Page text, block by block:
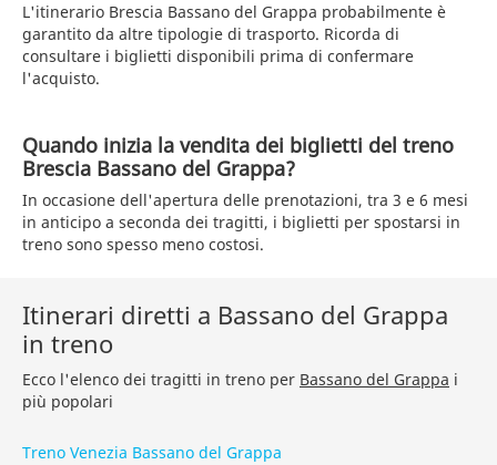
L'itinerario Brescia Bassano del Grappa probabilmente è
garantito da altre tipologie di trasporto. Ricorda di
consultare i biglietti disponibili prima di confermare
l'acquisto.
Quando inizia la vendita dei biglietti del treno
Brescia Bassano del Grappa?
In occasione dell'apertura delle prenotazioni, tra 3 e 6 mesi
in anticipo a seconda dei tragitti, i biglietti per spostarsi in
treno sono spesso meno costosi.
Itinerari diretti a Bassano del Grappa
in treno
Ecco l'elenco dei tragitti in treno per Bassano del Grappa i
più popolari
Treno Venezia Bassano del Grappa